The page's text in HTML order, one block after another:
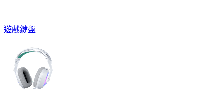
遊戲鍵盤